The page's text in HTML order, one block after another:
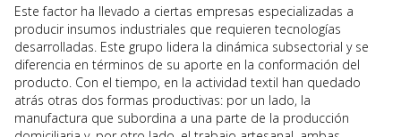
Este factor ha llevado a ciertas empresas especializadas a
producir insumos industriales que requieren tecnologías
desarrolladas. Este grupo lidera la dinámica subsectorial y se
diferencia en términos de su aporte en la conformación del
producto. Con el tiempo, en la actividad textil han quedado
atrás otras dos formas productivas: por un lado, la
manufactura que subordina a una parte de la producción